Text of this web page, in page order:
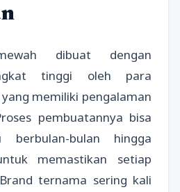
dibuat dengan
tinggi oleh para
memiliki pengalaman
pembuatannya bisa
berbulan-bulan hingga
memastikan setiap
ternama sering kali